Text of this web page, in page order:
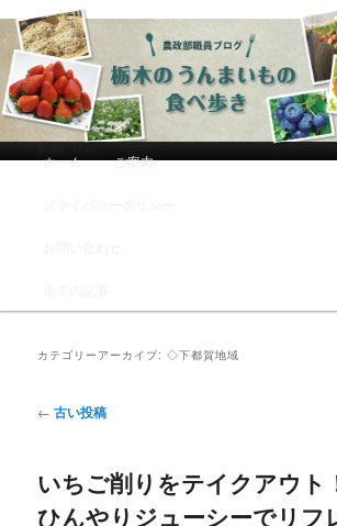
農政部職員ブログ「栃
もの食べ歩き」
メインコンテンツへ移動
サブコンテンツへ移動
ホーム ご案内
カテゴリーアーカイブ:◇下都賀地域
投稿ナビゲーション
← 古い投稿
いちご削りをテイクアウト
ひんやりジューシーでリフ